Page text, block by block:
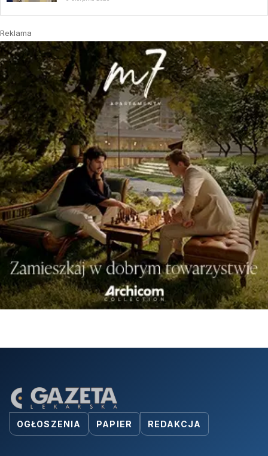
Reklama
OGŁOSZENIA PAPIER REDAKCJA